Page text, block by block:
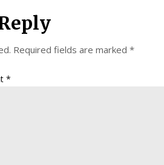
Required fields are marked *
*